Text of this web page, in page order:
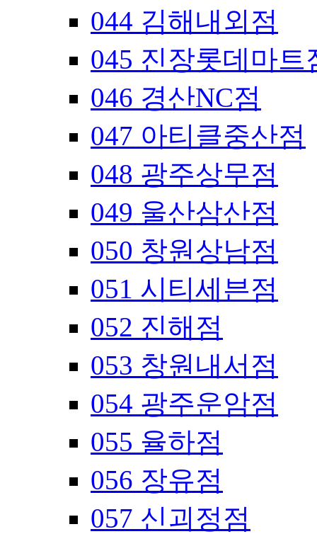
044 김해내외점
045 진장롯데마트
046 경산NC점
047 아티클중산점
048 광주상무점
049 울산삼산점
050 창원상남점
051 시티세븐점
052 진해점
053 창원내서점
054 광주운암점
055 율하점
056 장유점
057 신괴정점